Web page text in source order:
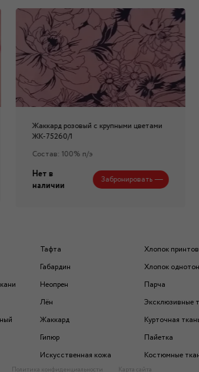
Жаккард розовый с крупными цветами
ЖК-75260/1
Состав: 100% п/э
Нет в
наличии
Забронировать
Тафта
Габардин
Неопрен
Лён
Жаккард
Гипюр
Искусственная кожа
Хлопок
Хлопок
Парча
Эксклюзивные
Курточная
Пайетка
Костюмные
Политика конфиденциальности Карта сайта